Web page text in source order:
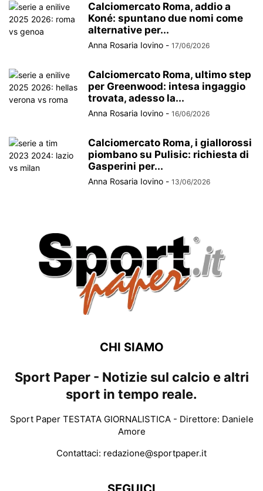
Calciomercato Roma, addio a
Koné: spuntano due nomi come
alternative per...
Anna Rosaria Iovino - 17/06/2026
Calciomercato Roma, ultimo step
per Greenwood: intesa ingaggio
trovata, adesso la...
Anna Rosaria Iovino - 16/06/2026
Calciomercato Roma, i giallorossi
piombano su Pulisic: richiesta di
Gasperini per...
Anna Rosaria Iovino - 13/06/2026
CHI SIAMO
Sport Paper - Notizie sul calcio e altri
sport in tempo reale.
Sport Paper TESTATA GIORNALISTICA - Direttore: Daniele
Amore
Contattaci: redazione@sportpaper.it